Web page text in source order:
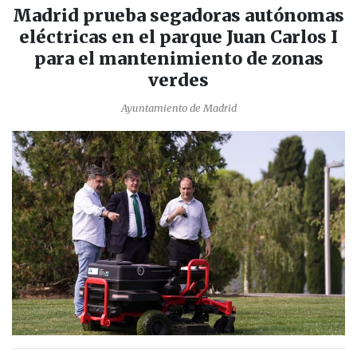
Madrid prueba segadoras autónomas
eléctricas en el parque Juan Carlos I
para el mantenimiento de zonas
verdes
Ayuntamiento de Madrid